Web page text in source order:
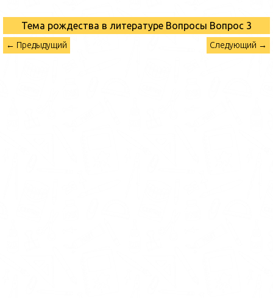
Тема рождества в литературе Вопросы Вопрос 3
← Предыдущий Следующий →